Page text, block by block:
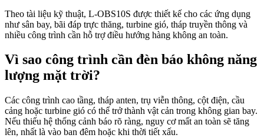
Theo tài liệu kỹ thuật, L-OBS10S được thiết kế cho các ứng dụng
như sân bay, bãi đáp trực thăng, turbine gió, tháp truyền thông và
nhiều công trình cần hỗ trợ điều hướng hàng không an toàn.
Vì sao công trình cần đèn báo không năng
lượng mặt trời?
Các công trình cao tầng, tháp anten, trụ viễn thông, cột điện, cầu
cảng hoặc turbine gió có thể trở thành vật cản trong không gian bay.
Nếu thiếu hệ thống cảnh báo rõ ràng, nguy cơ mất an toàn sẽ tăng
lên, nhất là vào ban đêm hoặc khi thời tiết xấu.